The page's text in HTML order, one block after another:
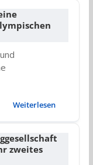
Weiterlesen
zweites